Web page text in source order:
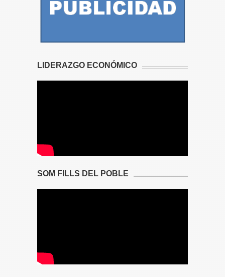
LIDERAZGO ECONÓMICO
SOM FILLS DEL POBLE